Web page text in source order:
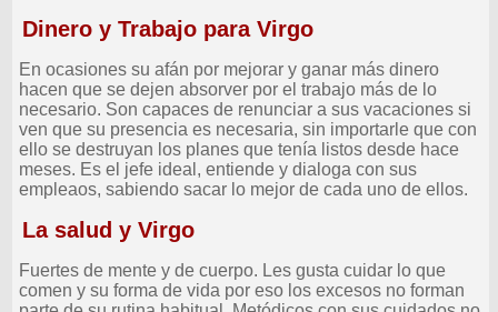
Dinero y Trabajo para Virgo
En ocasiones su afán por mejorar y ganar más dinero
hacen que se dejen absorver por el trabajo más de lo
necesario. Son capaces de renunciar a sus vacaciones si
ven que su presencia es necesaria, sin importarle que con
ello se destruyan los planes que tenía listos desde hace
meses. Es el jefe ideal, entiende y dialoga con sus
empleaos, sabiendo sacar lo mejor de cada uno de ellos.
La salud y Virgo
Fuertes de mente y de cuerpo. Les gusta cuidar lo que
comen y su forma de vida por eso los excesos no forman